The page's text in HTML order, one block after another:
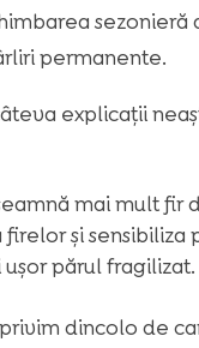
permanente.
explicații
mai mult fir
și sensibiliza
părul fragilizat.
dincolo de